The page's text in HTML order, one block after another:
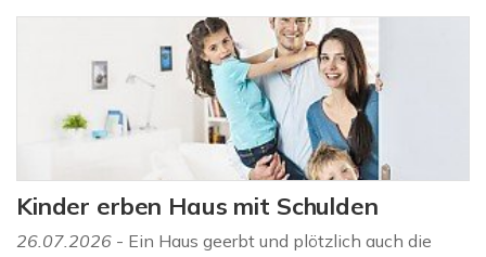
Kinder erben Haus mit Schulden
26.07.2026 - Ein Haus geerbt und plötzlich auch die